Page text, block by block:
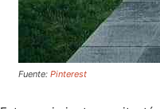
Fuente: Pinterest